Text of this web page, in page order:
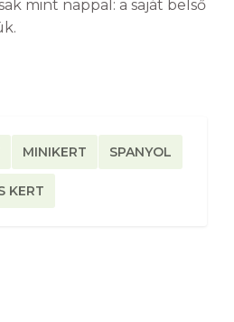
mint nappal: a saját belső
MINIKERT SPANYOL
KERT